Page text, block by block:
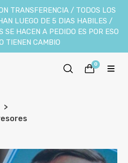
TRANSFERENCIA / TODOS LOS
LUEGO DE 5 DIAS HABILES /
SE HACEN A PEDIDO ES POR ESO
TIENEN CAMBIO
0